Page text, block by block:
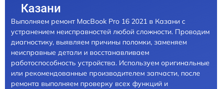
Казани
Выполняем ремонт MacBook Pro 16 2021 в Казани с
устранением неисправностей любой сложности. Проводим
диагностику, выявляем причины поломки, заменяем
неисправные детали и восстанавливаем
работоспособность устройства. Используем оригинальные
или рекомендованные производителем запчасти, после
ремонта выполняем проверку всех функций и